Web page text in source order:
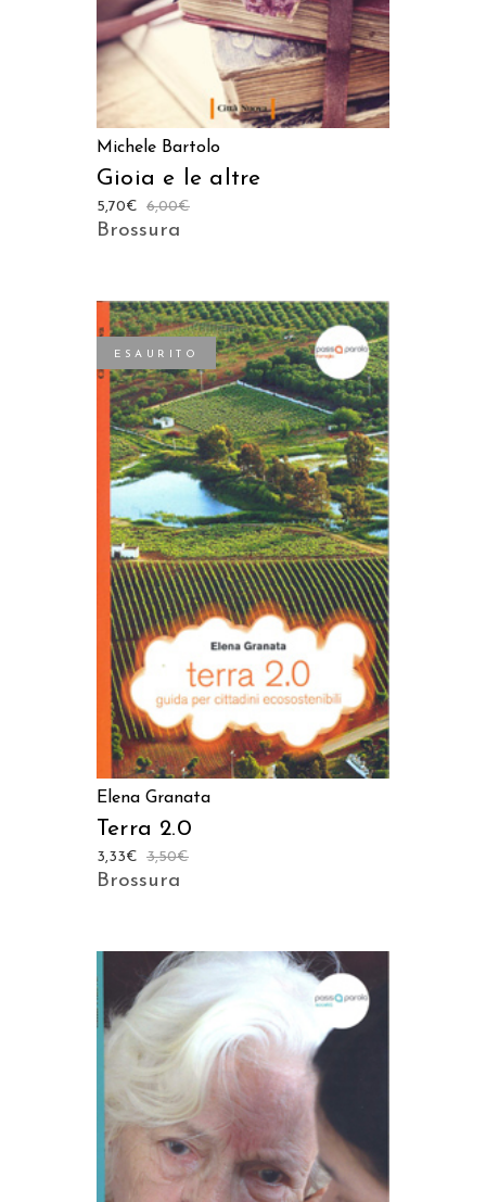
Michele Bartolo
Gioia e le altre
6,00€
5,70€
Brossura
ESAURITO
LEGGI TUTTO
Elena Granata
Terra 2.0
3,50€
3,33€
Brossura
AGGIUNGI AL CARRELLO